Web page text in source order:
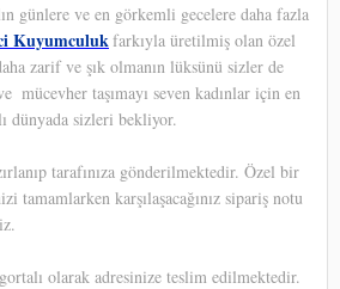
günlere ve en görkemli gecelere daha fazla
Kuyumculukfarkıyla üretilmiş olan özel
zarif ve şık olmanın lüksünü sizler de
mücevher taşımayı seven kadınlar için en
dünyada sizleri bekliyor.
tarafınıza gönderilmektedir. Özel bir
tamamlarken karşılaşacağınız sipariş notu
olarak adresinize teslim edilmektedir.